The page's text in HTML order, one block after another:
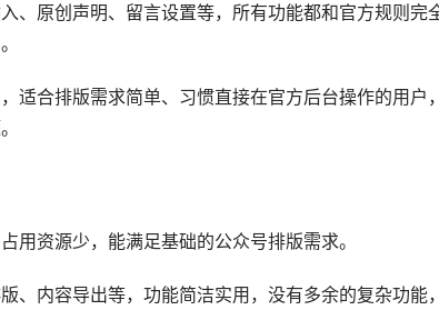
、原创声明、留言设置等，所有功能都和官方规则完
适合排版需求简单、习惯直接在官方后台操作的用户
用资源少，能满足基础的公众号排版需求。
、内容导出等，功能简洁实用，没有多余的复杂功能